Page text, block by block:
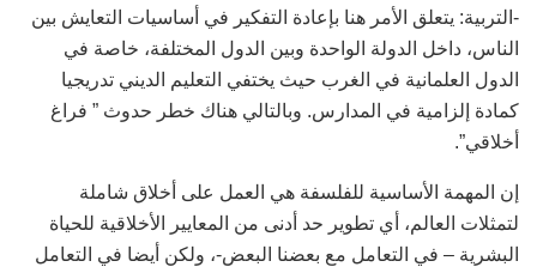
-التربية: يتعلق الأمر هنا بإعادة التفكير في أساسيات التعايش بين
الناس، داخل الدولة الواحدة وبين الدول المختلفة، خاصة في
الدول العلمانية في الغرب حيث يختفي التعليم الديني تدريجيا
كمادة إلزامية في المدارس. وبالتالي هناك خطر حدوث ” فراغ
أخلاقي”.
إن المهمة الأساسية للفلسفة هي العمل على أخلاق شاملة
لتمثلات العالم، أي تطوير حد أدنى من المعايير الأخلاقية للحياة
البشرية – في التعامل مع بعضنا البعض-، ولكن أيضا في التعامل